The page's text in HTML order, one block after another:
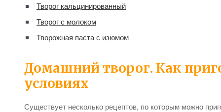
Творог кальцинированный
Творог с молоком
Творожная паста с изюмом
Домашний творог. Как
условиях
Существует несколько рецептов, по которым можно